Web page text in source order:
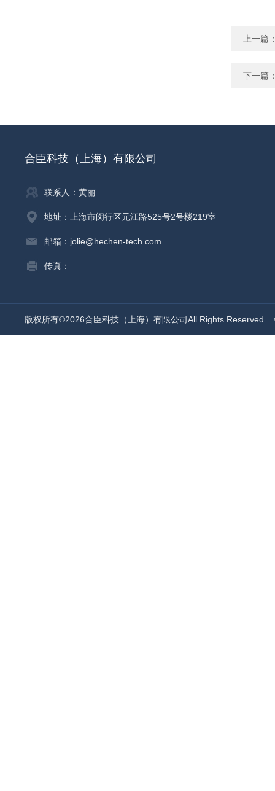
上一篇
下一篇
合臣科技（上海）有限公司
联系人：黄丽
地址：上海市闵行区元江路525号2号楼219室
邮箱：jolie@hechen-tech.com
传真：
版权所有©2026合臣科技（上海）有限公司All Rights Reserved